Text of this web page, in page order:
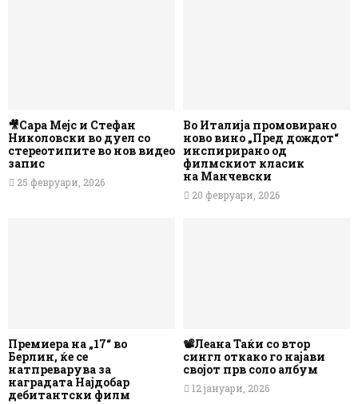
🎥Сара Мејс и Стефан
Николовски во дуел со
стереотипите во нов видео
запис
25 февруари, 2026
Во Италија промовирано
ново вино „Пред дождот“
инспирирано од
филмскиот класик
на Манчевски
20 февруари, 2026
Премиера на „17“ во
Берлин, ќе се
натпреварува за
наградата Најдобар
дебитантски филм
📽️Леана Таќи со втор
сингл откако го најави
својот прв соло албум
12 јануари, 2026